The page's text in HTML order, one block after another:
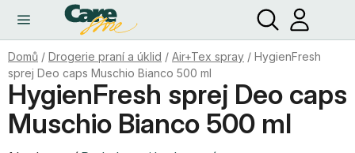
obsah
Hledat
Domů / Drogerie praní a úklid / Air+Tex spray / HygienFresh
sprej Deo caps Muschio Bianco 500 ml
HygienFresh sprej Deo caps
Muschio Bianco 500 ml